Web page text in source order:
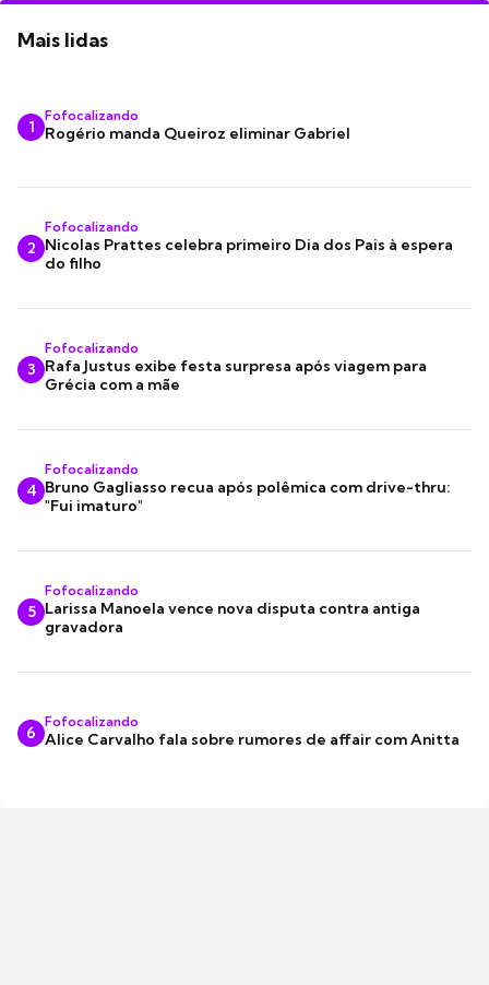
Mais lidas
1
Fofocalizando
Rogério manda Queiroz eliminar Gabriel
2
Fofocalizando
Nicolas Prattes celebra primeiro Dia dos Pais à espera
do filho
3
Fofocalizando
Rafa Justus exibe festa surpresa após viagem para
Grécia com a mãe
4
Fofocalizando
Bruno Gagliasso recua após polêmica com drive-thru:
"Fui imaturo"
5
Fofocalizando
Larissa Manoela vence nova disputa contra antiga
gravadora
6
Fofocalizando
Alice Carvalho fala sobre rumores de affair com Anitta